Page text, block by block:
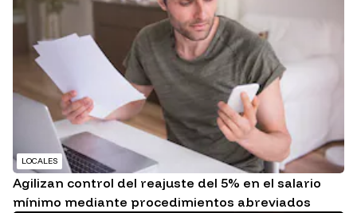
LOCALES
Agilizan control del reajuste del 5% en el salario
mínimo mediante procedimientos abreviados